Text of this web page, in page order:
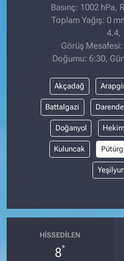
Basınç: 1002 hPa,
Toplam Yağış: 0
4.4,
Görüş
Doğumu: 6:30,
Akçadağ
Battalgazi Darende
Doğanyol
Kuluncak
HISSEDILEN
8°